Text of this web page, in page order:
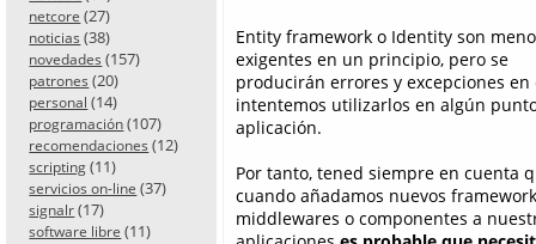
netcore (27)
noticias (38)
novedades (157)
patrones (20)
personal (14)
programación (107)
recomendaciones (12)
scripting (11)
servicios on-line (37)
signalr (17)
software libre (11)
Entity framework o Identity son
exigentes en un principio, pero se
producirán errores y excepciones en
intentemos utilizarlos en algún
aplicación.
Por tanto, tened siempre en cuenta
cuando añadamos nuevos
middlewares o componentes a